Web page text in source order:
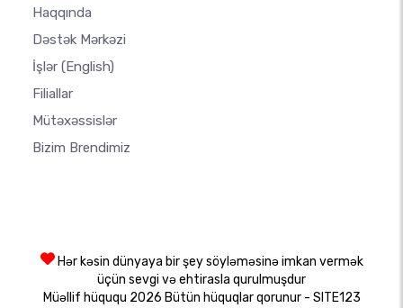
Haqqında
Dəstək Mərkəzi
İşlər (English)
Filiallar
Mütəxəssislər
Bizim Brendimiz
Hər kəsin dünyaya bir şey söyləməsinə imkan vermək
üçün sevgi və ehtirasla qurulmuşdur
Müəllif hüququ 2026 Bütün hüquqlar qorunur - SITE123